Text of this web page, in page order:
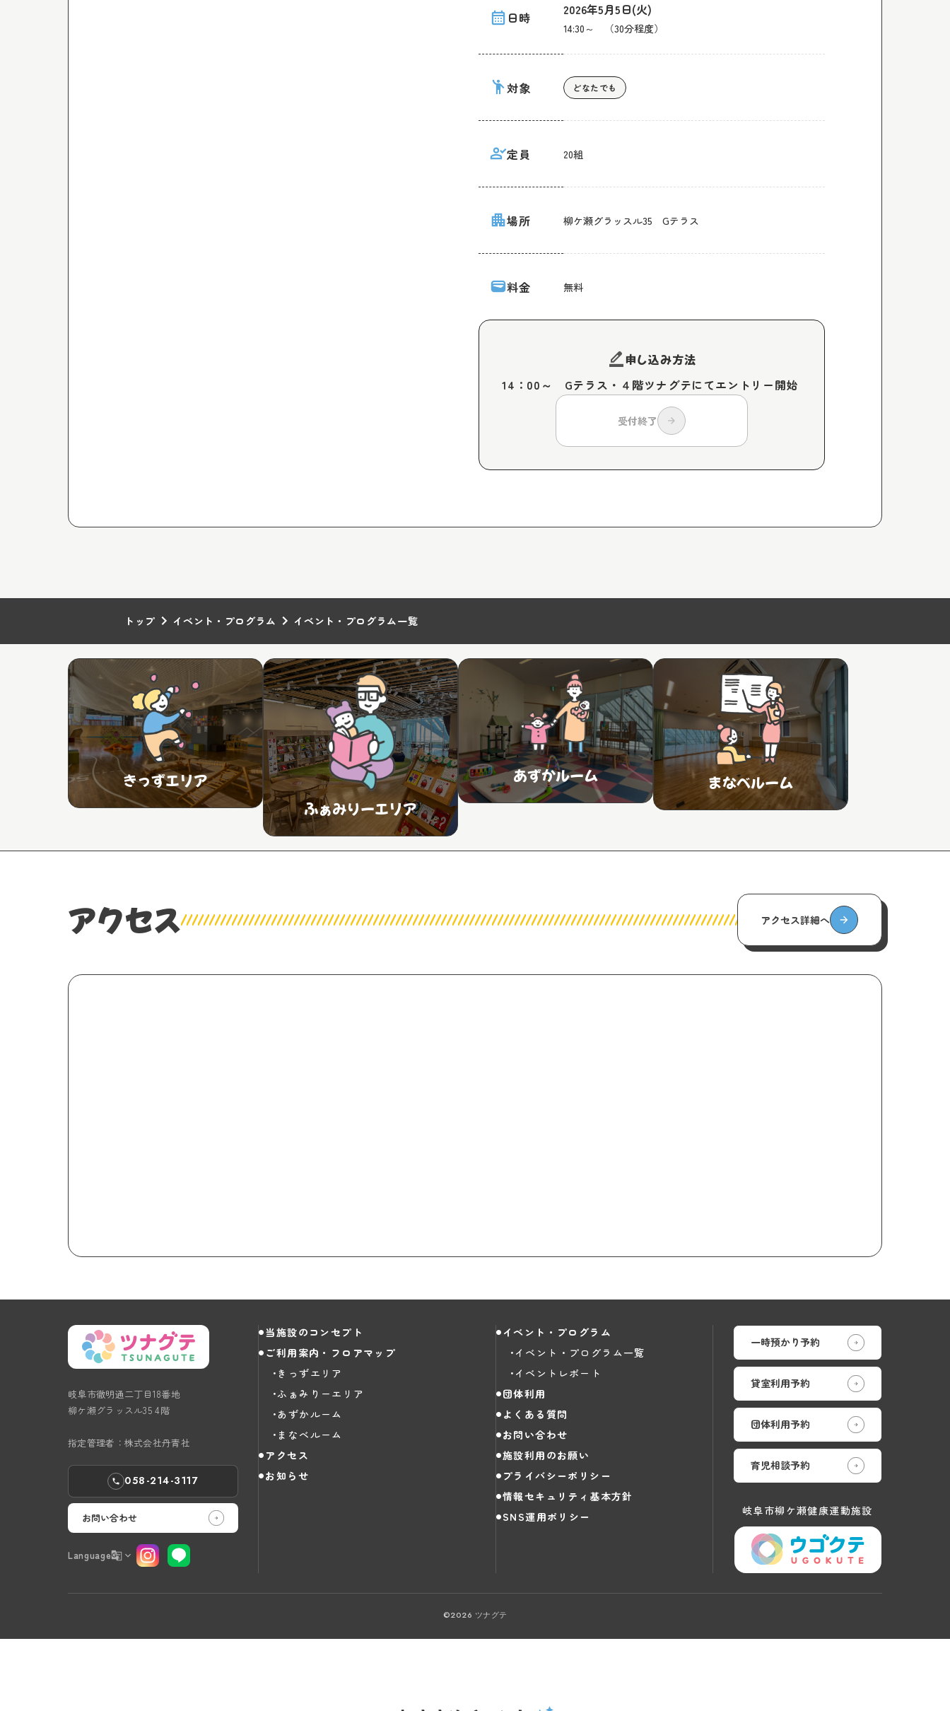
calendar_month 日時 2026年5月5日(火)
14:30～ （30分程度）
emoji_people対象 どなたでも
person_check定員 20組
apartment場所 柳ケ瀬グラッスル35 Gテラス
wallet料金 無料
border_color申し込み方法
14：00～　Gテラス・４階ツナグテにてエントリー開始
受付終了 arrow_forward
トップ イベント・プログラム イベント・プログラム一覧
きっずエリア
ふぁみりーエリア
あずかルーム まなべルーム
アクセス アクセス詳細へ
岐阜市徹明通二丁目18番地
柳ケ瀬グラッスル35 4階
指定管理者：株式会社丹青社
058-214-3117
お問い合わせ
Language
当施設のコンセプト
ご利用案内・フロアマップ
きっずエリア
ふぁみりーエリア
あずかルーム
まなべルーム
アクセス
お知らせ
イベント・プログラム
イベント・プログラム一覧
イベントレポート
団体利用
よくある質問
お問い合わせ
施設利用のお願い
プライバシーポリシー
情報セキュリティ基本方針
SNS運用ポリシー
一時預かり予約
貸室利用予約
団体利用予約
育児相談予約
岐阜市柳ケ瀬健康運動施設
©2026 ツナグテ